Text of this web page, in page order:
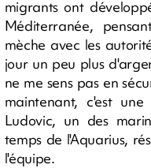
migrants ont
Méditerranée,
mèche avec les
jour un peu plus
ne me sens pas en
maintenant, c'est
Ludovic, un des
temps de l'Aquarius,
l'équipe.